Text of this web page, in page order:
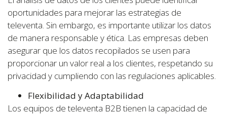
oportunidades para mejorar las estrategias de
televenta. Sin embargo, es importante utilizar los datos
de manera responsable y ética. Las empresas deben
asegurar que los datos recopilados se usen para
proporcionar un valor real a los clientes, respetando su
privacidad y cumpliendo con las regulaciones aplicables.
Flexibilidad y Adaptabilidad
Los equipos de televenta B2B tienen la capacidad de